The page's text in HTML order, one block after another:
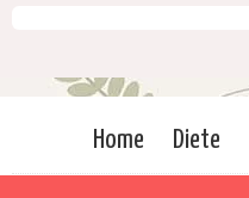
Home Diete